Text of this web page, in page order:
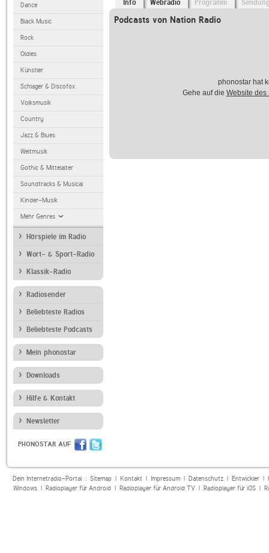
Dance
Black Music
Rock
Oldies
Künstler
Schlager & Discofox
Volksmusik
Country
Jazz & Blues
Weltmusik
Gothic & Mittelalter
Soundtracks & Musical
Kinder-Musik
Mehr Genres
Hörspiele im Radio
Wort- & Sport-Radio
Klassik-Radio
Radiosender
Beliebteste Radios
Beliebteste Podcasts
Mein phonostar
Downloads
Hilfe & Kontakt
Newsletter
PHONOSTAR AUF
Info Webradio Programm
Podcasts von Nation Radio
phonostar hat
Gehe auf die Website des
Dein Internetradio-Portal : Sitemap| Kontakt| Impressum| Datenschutz| Entwickler|
Windows| Radioplayer für Android| Radioplayer für Android TV| Radioplayer für iOS|